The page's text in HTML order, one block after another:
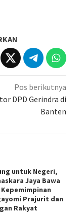
Pos berikutnya
DPD Gerindra di
Banten
untuk Negeri,
Jaya Bawa
Prajurit dan
Rakyat